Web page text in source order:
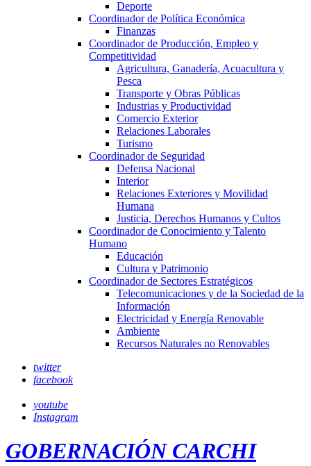
Deporte
Coordinador de Política Económica
Finanzas
Coordinador de Producción, Empleo y
Competitividad
Agricultura, Ganadería, Acuacultura y
Pesca
Transporte y Obras Públicas
Industrias y Productividad
Comercio Exterior
Relaciones Laborales
Turismo
Coordinador de Seguridad
Defensa Nacional
Interior
Relaciones Exteriores y Movilidad
Humana
Justicia, Derechos Humanos y Cultos
Coordinador de Conocimiento y Talento
Humano
Educación
Cultura y Patrimonio
Coordinador de Sectores Estratégicos
Telecomunicaciones y de la Sociedad de la
Información
Electricidad y Energía Renovable
Ambiente
Recursos Naturales no Renovables
twitter
facebook
youtube
Instagram
GOBERNACIÓN CARCHI